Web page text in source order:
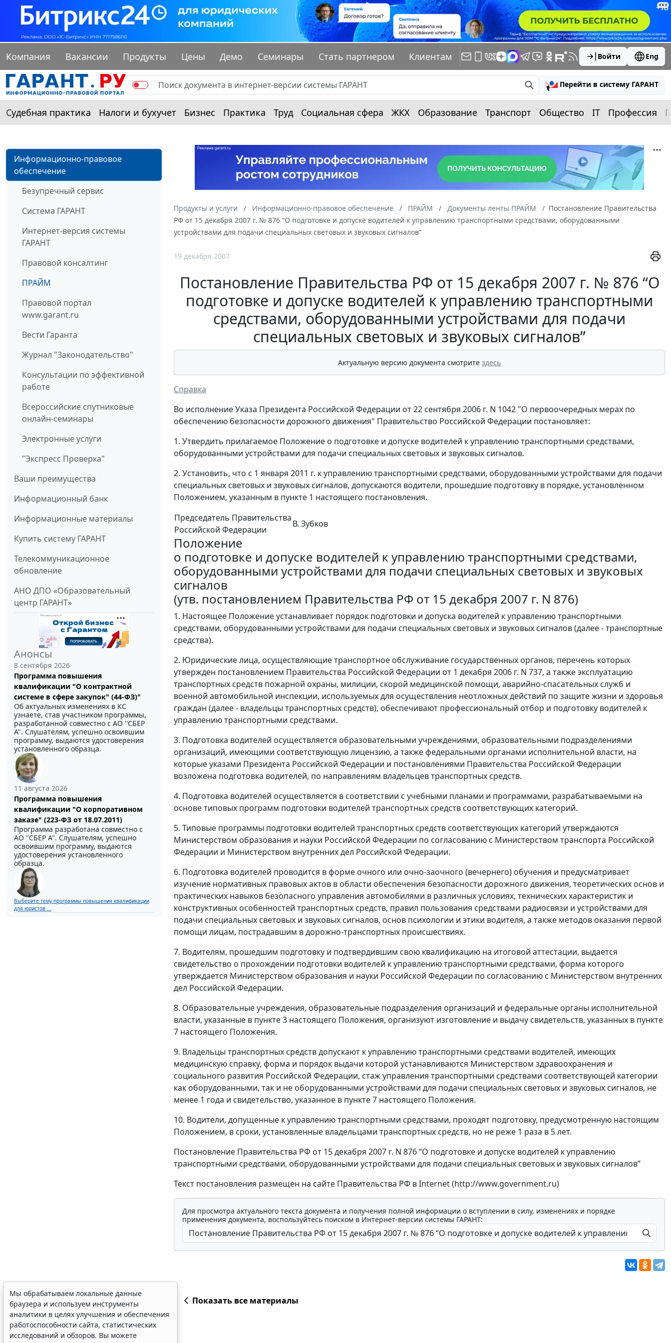
Компания Вакансии Продукты Цены Демо Семинары Стать партнером Клиентам Войти Eng
Перейти в систему ГАРАНТ
Судебная практика Налоги и бухучет Бизнес Практика Труд Социальная сфера ЖКХ Образование Транспорт Общество IT Профессия
Информационно-правовое
обеспечение
Безупречный сервис
Система ГАРАНТ
Интернет-версия системы
ГАРАНТ
Правовой консалтинг
ПРАЙМ
Правовой портал
www.garant.ru
Вести Гаранта
Журнал "Законодательство"
Консультации по эффективной
работе
Всероссийские спутниковые
онлайн-семинары
Электронные услуги
"Экспресс Проверка"
Ваши преимущества
Информационный банк
Информационные материалы
Купить систему ГАРАНТ
Телекоммуникационное
обновление
АНО ДПО «Образовательный
центр ГАРАНТ»
Анонсы
8 сентября 2026
Программа повышения
квалификации "О контрактной
системе в сфере закупок" (44-ФЗ)"
Об актуальных изменениях в КС
узнаете, став участником программы,
разработанной совместно с АО ''СБЕР
А". Слушателям, успешно освоившим
программу, выдаются удостоверения
установленного образца.
11 августа 2026
Программа повышения
квалификации "О корпоративном
заказе" (223-ФЗ от 18.07.2011)
Программа разработана совместно с
АО ''СБЕР А". Слушателям, успешно
освоившим программу, выдаются
удостоверения установленного
образца.
Выберите тему программы повышения квалификации
для юристов ...
Продукты и услуги Информационно-правовое обеспечение ПРАЙМ Документы ленты ПРАЙМ
Постановление Правительства
РФ от 15 декабря 2007 г. № 876 “О подготовке и допуске водителей к управлению транспортными средствами, оборудованными
устройствами для подачи специальных световых и звуковых сигналов”
19 декабря 2007
Постановление Правительства РФ от 15 декабря 2007 г. № 876 “О
подготовке и допуске водителей к управлению транспортными
средствами, оборудованными устройствами для подачи
специальных световых и звуковых сигналов”
Актуальную версию документа смотрите здесь
Справка
Во исполнение Указа Президента Российской Федерации от 22 сентября 2006 г. N 1042 "О первоочередных мерах по
обеспечению безопасности дорожного движения" Правительство Российской Федерации постановляет:
1. Утвердить прилагаемое Положение о подготовке и допуске водителей к управлению транспортными средствами,
оборудованными устройствами для подачи специальных световых и звуковых сигналов.
2. Установить, что с 1 января 2011 г. к управлению транспортными средствами, оборудованными устройствами для подачи
специальных световых и звуковых сигналов, допускаются водители, прошедшие подготовку в порядке, установленном
Положением, указанным в пункте 1 настоящего постановления.
Председатель Правительства
Российской Федерации
В. Зубков
Положение
о подготовке и допуске водителей к управлению транспортными средствами,
оборудованными устройствами для подачи специальных световых и звуковых
сигналов
(утв. постановлением Правительства РФ от 15 декабря 2007 г. N 876)
1. Настоящее Положение устанавливает порядок подготовки и допуска водителей к управлению транспортными
средствами, оборудованными устройствами для подачи специальных световых и звуковых сигналов (далее - транспортные
средства).
2. Юридические лица, осуществляющие транспортное обслуживание государственных органов, перечень которых
утвержден постановлением Правительства Российской Федерации от 1 декабря 2006 г. N 737, а также эксплуатацию
транспортных средств пожарной охраны, милиции, скорой медицинской помощи, аварийно-спасательных служб и
военной автомобильной инспекции, используемых для осуществления неотложных действий по защите жизни и здоровья
граждан (далее - владельцы транспортных средств), обеспечивают профессиональный отбор и подготовку водителей к
управлению транспортными средствами.
3. Подготовка водителей осуществляется образовательными учреждениями, образовательными подразделениями
организаций, имеющими соответствующую лицензию, а также федеральными органами исполнительной власти, на
которые указами Президента Российской Федерации и постановлениями Правительства Российской Федерации
возложена подготовка водителей, по направлениям владельцев транспортных средств.
4. Подготовка водителей осуществляется в соответствии с учебными планами и программами, разрабатываемыми на
основе типовых программ подготовки водителей транспортных средств соответствующих категорий.
5. Типовые программы подготовки водителей транспортных средств соответствующих категорий утверждаются
Министерством образования и науки Российской Федерации по согласованию с Министерством транспорта Российской
Федерации и Министерством внутренних дел Российской Федерации.
6. Подготовка водителей проводится в форме очного или очно-заочного (вечернего) обучения и предусматривает
изучение нормативных правовых актов в области обеспечения безопасности дорожного движения, теоретических основ и
практических навыков безопасного управления автомобилями в различных условиях, технических характеристик и
конструктивных особенностей транспортных средств, правил пользования средствами радиосвязи и устройствами для
подачи специальных световых и звуковых сигналов, основ психологии и этики водителя, а также методов оказания первой
помощи лицам, пострадавшим в дорожно-транспортных происшествиях.
7. Водителям, прошедшим подготовку и подтвердившим свою квалификацию на итоговой аттестации, выдается
свидетельство о прохождении подготовки водителей к управлению транспортными средствами, форма которого
утверждается Министерством образования и науки Российской Федерации по согласованию с Министерством внутренних
дел Российской Федерации.
8. Образовательные учреждения, образовательные подразделения организаций и федеральные органы исполнительной
власти, указанные в пункте 3 настоящего Положения, организуют изготовление и выдачу свидетельств, указанных в пункте
7 настоящего Положения.
9. Владельцы транспортных средств допускают к управлению транспортными средствами водителей, имеющих
медицинскую справку, форма и порядок выдачи которой устанавливаются Министерством здравоохранения и
социального развития Российской Федерации, стаж управления транспортными средствами соответствующей категории
как оборудованными, так и не оборудованными устройствами для подачи специальных световых и звуковых сигналов, не
менее 1 года и свидетельство, указанное в пункте 7 настоящего Положения.
10. Водители, допущенные к управлению транспортными средствами, проходят подготовку, предусмотренную настоящим
Положением, в сроки, установленные владельцами транспортных средств, но не реже 1 раза в 5 лет.
Постановление Правительства РФ от 15 декабря 2007 г. N 876 “О подготовке и допуске водителей к управлению
транспортными средствами, оборудованными устройствами для подачи специальных световых и звуковых сигналов”
Текст постановления размещен на сайте Правительства РФ в Internet (http://www.government.ru)
Для просмотра актуального текста документа и получения полной информации о вступлении в силу, изменениях и порядке
применения документа, воспользуйтесь поиском в Интернет-версии системы ГАРАНТ:
Показать все материалы
Мы обрабатываем локальные данные
браузера и используем инструменты
аналитики в целях улучшения и обеспечения
работоспособности сайта, статистических
исследований и обзоров. Вы можете